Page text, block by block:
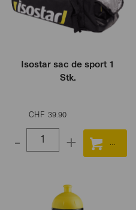
Isostar sac de sport 1
Stk.
CHF 39.90
- +Select
between